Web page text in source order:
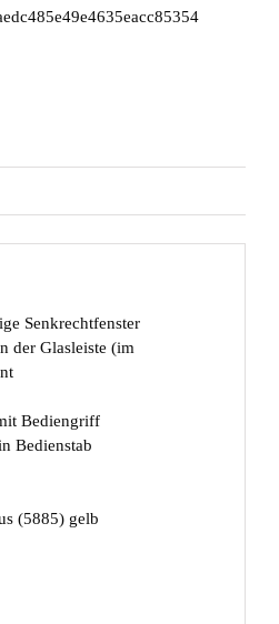
Senkrechtfenster
der Glasleiste (im
Bediengriff
Bedienstab
(5885) gelb